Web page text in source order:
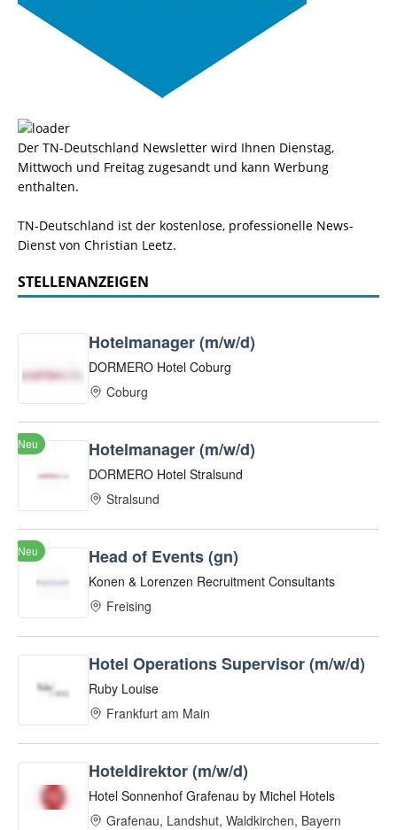
Der TN-Deutschland Newsletter wird Ihnen Dienstag,
Mittwoch und Freitag zugesandt und kann Werbung
enthalten.
TN-Deutschland ist der kostenlose, professionelle News-
Dienst von Christian Leetz.
STELLENANZEIGEN